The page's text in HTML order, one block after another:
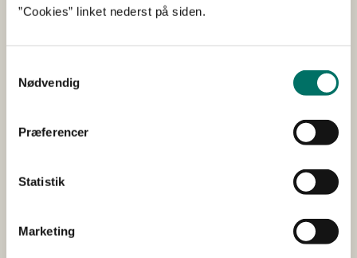
”Cookies” linket nederst på siden.
Nødvendig
Præferencer
Statistik
Marketing
Pressekontakt
E-mail:presse@fvm.dk
(kan ikke modtage SMS)
Presse- og kommunikationschef